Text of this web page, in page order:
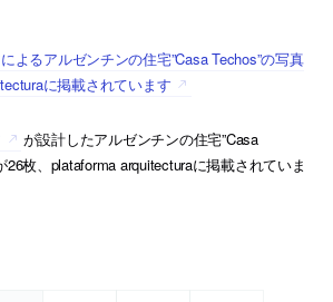
よるアルゼンチンの住宅”Casa Techos”の写真
に掲載されています
が設計したアルゼンチンの住宅”Casa
26枚、plataforma arquitecturaに掲載されていま